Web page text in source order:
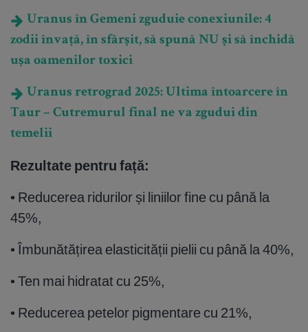
Uranus în Gemeni zguduie conexiunile: 4
zodii învață, în sfârșit, să spună NU și să închidă
ușa oamenilor toxici
Uranus retrograd 2025: Ultima întoarcere în
Taur – Cutremurul final ne va zgudui din
temelii
Rezultate pentru față:
• Reducerea ridurilor și liniilor fine cu până la
45%,
• Îmbunătățirea elasticității pielii cu până la 40%,
• Ten mai hidratat cu 25%,
• Reducerea petelor pigmentare cu 21%,